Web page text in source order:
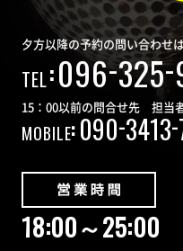
夕方以降の予約の問い合わせ
TEL:096-325-
15：00以前の問合せ先 担当
MOBILE:090-3413-
18:00～25:00